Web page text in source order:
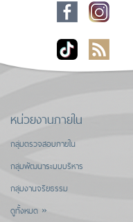
หน่วยงานภายใน
กลุ่มตรวจสอบภายใน
กลุ่มพัฒนาระบบบริหาร
กลุ่มงานจริยธรรม
ดูทั้งหมด »